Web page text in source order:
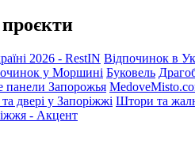
2026 - RestIN Відпочинок в
у Моршині Буковель
панели Запорожья
двері у Запоріжжі Штори та